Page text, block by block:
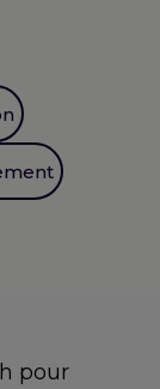
pour